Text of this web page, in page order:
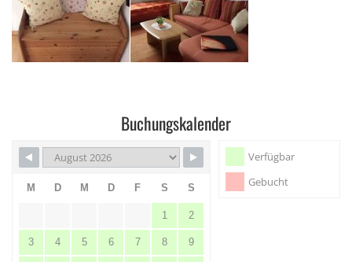
Buchungskalender
Verfügbar
Gebucht
M D M D F S S
1 2
3 4 5 6 7 8 9